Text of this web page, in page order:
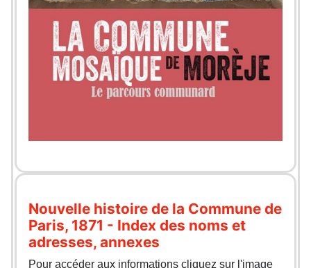
Nouvelle histoire de la Commune de
Paris, 1871 - Index des noms et
adresses, annexes
Pour accéder aux informations cliquez sur l'image